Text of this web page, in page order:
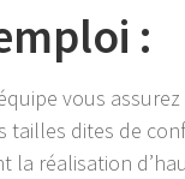
:
vous
tailles dites de
la réalisation